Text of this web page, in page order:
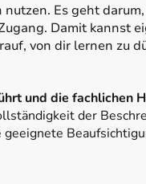
Es geht
Damit kannst
von dir lernen zu
und die fachlichen
der